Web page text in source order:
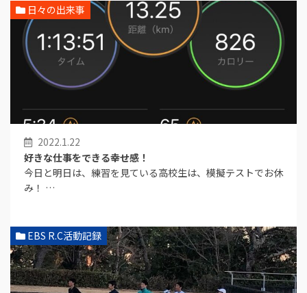
2022.1.22
好きな仕事をできる幸せ感！
今日と明日は、練習を見ている高校生は、模擬テストでお休
み！ …
日々の出来事
EBS R.C活動記録